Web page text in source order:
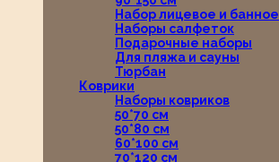
Набор лицевое и банное
Наборы салфеток
Подарочные наборы
Для пляжа и сауны
Тюрбан
Коврики
Наборы ковриков
50*70 см
50*80 см
60*100 см
70*120 см